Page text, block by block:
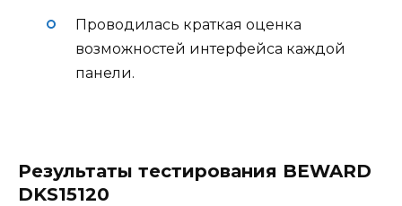
Проводилась краткая оценка
возможностей интерфейса каждой
панели.
Результаты тестирования BEWARD
DKS15120